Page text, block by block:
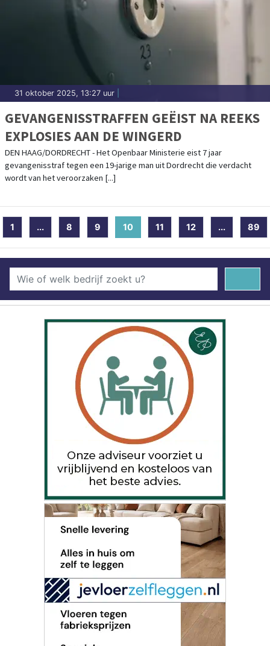
31 oktober 2025, 13:27 uur
GEVANGENISSTRAFFEN GEËIST NA REEKS
EXPLOSIES AAN DE WINGERD
DEN HAAG/DORDRECHT - Het Openbaar Ministerie eist 7 jaar
gevangenisstraf tegen een 19-jarige man uit Dordrecht die verdacht
wordt van het veroorzaken [...]
1 ... 8 9 10 (current)
11 12 ... 89